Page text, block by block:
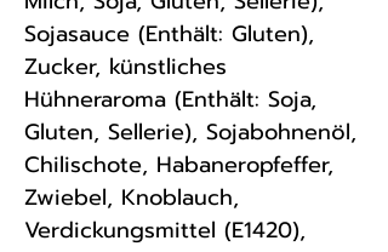
Sojasauce (Enthält: Gluten),
Zucker, künstliches
Hühneraroma (Enthält: Soja,
Gluten, Sellerie), Sojabohnenöl,
Chilischote, Habaneropfeffer,
Zwiebel, Knoblauch,
Verdickungsmittel (E1420),